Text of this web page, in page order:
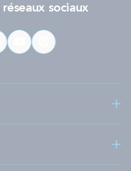
réseaux sociaux